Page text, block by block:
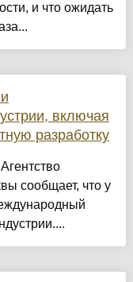
и что ожидать
включая
разработку
сообщает, что у